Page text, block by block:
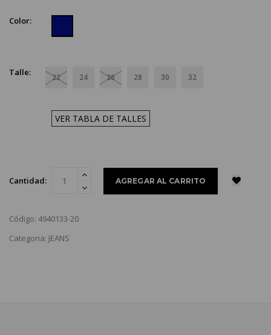
Color:
Talle: 22 24 26 28 30 32
VER TABLA DE TALLES
Cantidad:
Código: 4940133-20
Categoria: JEANS